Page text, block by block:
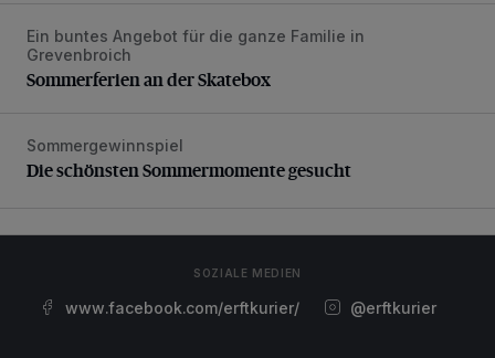
Sommerferien an der Skatebox
Ein buntes Angebot für die ganze Familie in
Grevenbroich
Sommerferien an der Skatebox
Die schönsten Sommermomente gesucht
Sommergewinnspiel
Die schönsten Sommermomente gesucht
SOZIALE MEDIEN
www.facebook.com/erftkurier/ @erftkurier